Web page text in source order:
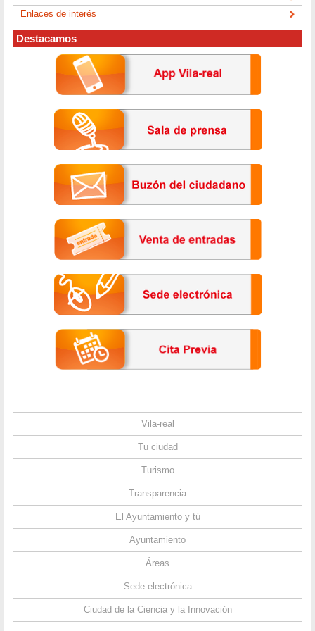
Enlaces de interés
Destacamos
Vila-real
Tu ciudad
Turismo
Transparencia
El Ayuntamiento y tú
Ayuntamiento
Áreas
Sede electrónica
Ciudad de la Ciencia y la Innovación